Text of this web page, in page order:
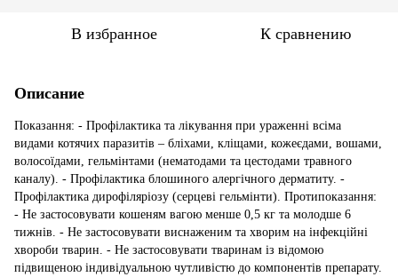
В избранное К сравнению
Описание
Показання: - Профілактика та лікування при ураженні всіма
видами котячих паразитів – бліхами, кліщами, кожеєдами, вошами,
волосоїдами, гельмінтами (нематодами та цестодами травного
каналу). - Профілактика блошиного алергічного дерматиту. -
Профілактика дирофіляріозу (серцеві гельмінти). Протипоказання:
- Не застосовувати кошеням вагою менше 0,5 кг та молодше 6
тижнів. - Не застосовувати виснаженим та хворим на інфекційні
хвороби тварин. - Не застосовувати тваринам із відомою
підвищеною індивідуальною чутливістю до компонентів препарату.